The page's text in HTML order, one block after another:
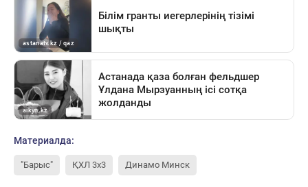
Материалда:
"Барыс" ҚХЛ 3х3 Динамо Минск